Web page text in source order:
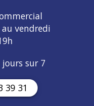
vendredi
jours sur 7
39 31